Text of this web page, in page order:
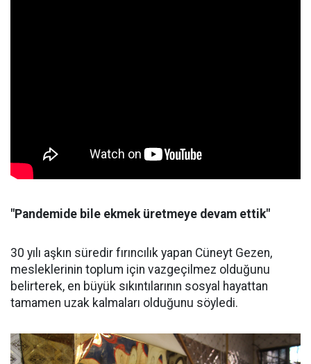
"Pandemide bile ekmek üretmeye devam ettik"
30 yılı aşkın süredir fırıncılık yapan Cüneyt Gezen,
mesleklerinin toplum için vazgeçilmez olduğunu
belirterek, en büyük sıkıntılarının sosyal hayattan
tamamen uzak kalmaları olduğunu söyledi.